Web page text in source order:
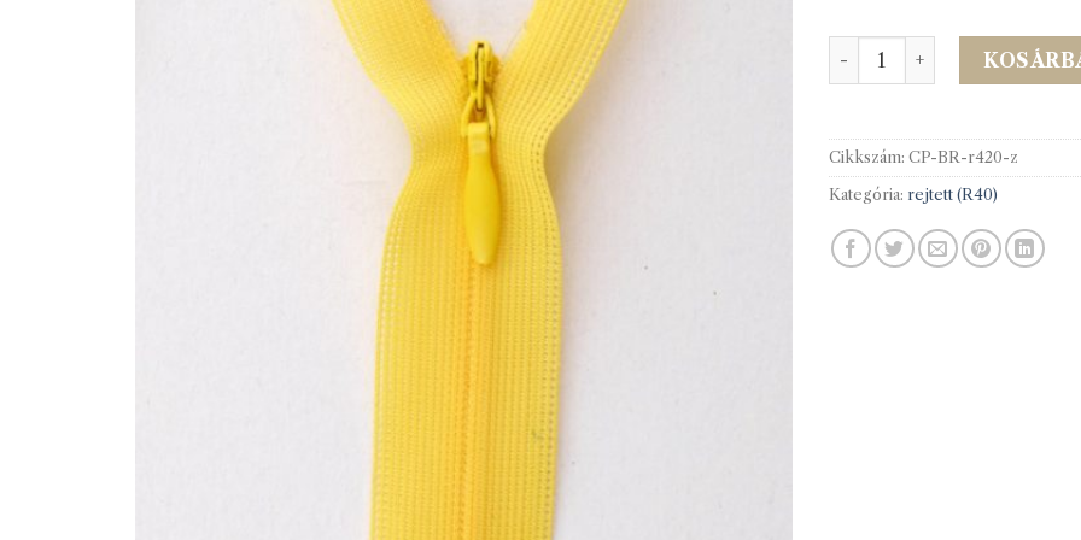
Rejtett cipzár (spirál)
Cikkszám: CP-BR-r420-z
Kategória: rejtett (R40)